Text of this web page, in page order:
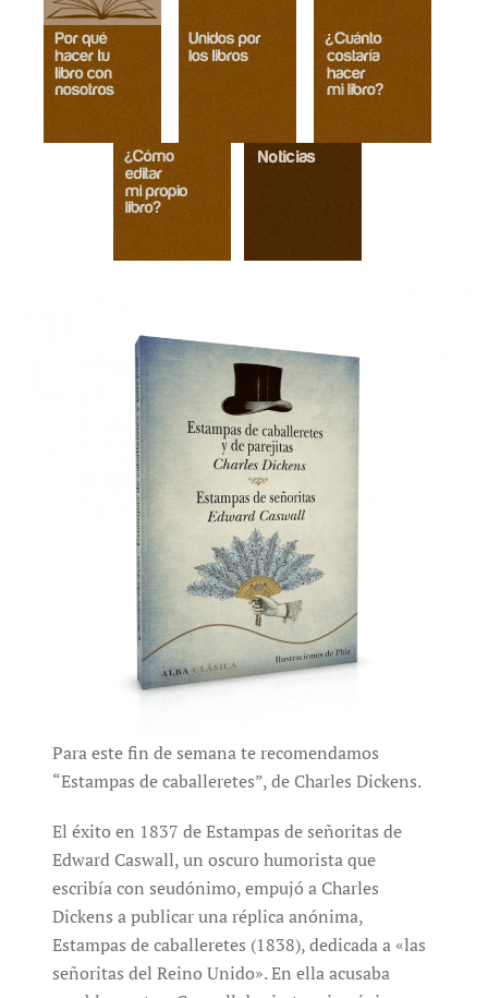
Para este fin de semana te recomendamos
“Estampas de caballeretes”, de Charles Dickens.
El éxito en 1837 de Estampas de señoritas de
Edward Caswall, un oscuro humorista que
escribía con seudónimo, empujó a Charles
Dickens a publicar una réplica anónima,
Estampas de caballeretes (1838), dedicada a «las
señoritas del Reino Unido». En ella acusaba